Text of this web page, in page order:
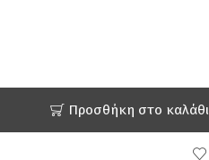
Προσθήκη στο καλάθι